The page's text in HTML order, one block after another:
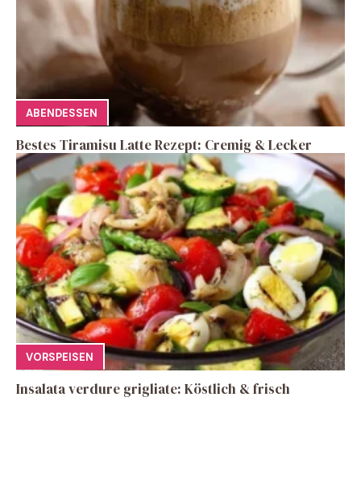
ABENDESSEN
Bestes Tiramisu Latte Rezept: Cremig & Lecker
VORSPEISEN
Insalata verdure grigliate: Köstlich & frisch